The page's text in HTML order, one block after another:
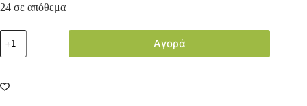
24 σε απόθεμα
Αγορά